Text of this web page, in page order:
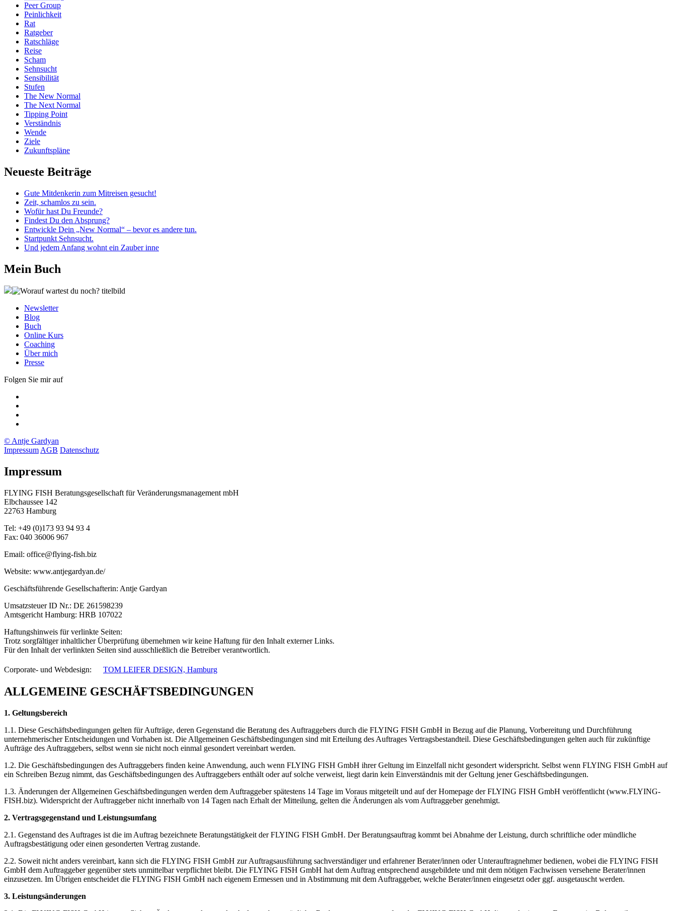
Peer Group
Peinlichkeit
Rat
Ratgeber
Ratschläge
Reise
Scham
Sehnsucht
Sensibilität
Stufen
The New Normal
The Next Normal
Tipping Point
Verständnis
Wende
Ziele
Zukunftspläne
Neueste Beiträge
Gute Mitdenkerin zum Mitreisen gesucht!
Zeit, schamlos zu sein.
Wofür hast Du Freunde?
Findest Du den Absprung?
Entwickle Dein „New Normal“ – bevor es andere tun.
Startpunkt Sehnsucht.
Und jedem Anfang wohnt ein Zauber inne
Mein Buch
Newsletter
Blog
Buch
Online Kurs
Coaching
Über mich
Presse
Folgen Sie mir auf
© Antje Gardyan
ImpressumAGB Datenschutz
Impressum
FLYING FISH Beratungsgesellschaft für Veränderungsmanagement mbH
Elbchaussee 142
22763 Hamburg
Tel: +49 (0)173 93 94 93 4
Fax: 040 36006 967
Email: office@flying-fish.biz
Website: www.antjegardyan.de/
Geschäftsführende Gesellschafterin: Antje Gardyan
Umsatzsteuer ID Nr.: DE 261598239
Amtsgericht Hamburg: HRB 107022
Haftungshinweis für verlinkte Seiten:
Trotz sorgfältiger inhaltlicher Überprüfung übernehmen wir keine Haftung für den Inhalt externer Links.
Für den Inhalt der verlinkten Seiten sind ausschließlich die Betreiber verantwortlich.
Corporate- und Webdesign: ﾠ TOM LEIFER DESIGN, Hamburg
ALLGEMEINE GESCHÄFTSBEDINGUNGEN
1. Geltungsbereich
1.1. Diese Geschäftsbedingungen gelten für Aufträge, deren Gegenstand die Beratung des Auftraggebers durch die FLYING FISH GmbH in Bezug auf die Planung, Vorbereitung und Durchführung
unternehmerischer Entscheidungen und Vorhaben ist. Die Allgemeinen Geschäftsbedingungen sind mit Erteilung des Auftrages Vertragsbestandteil. Diese Geschäftsbedingungen gelten auch für zukünftige
Aufträge des Auftraggebers, selbst wenn sie nicht noch einmal gesondert vereinbart werden.
1.2. Die Geschäftsbedingungen des Auftraggebers finden keine Anwendung, auch wenn FLYING FISH GmbH ihrer Geltung im Einzelfall nicht gesondert widerspricht. Selbst wenn FLYING FISH GmbH auf
ein Schreiben Bezug nimmt, das Geschäftsbedingungen des Auftraggebers enthält oder auf solche verweist, liegt darin kein Einverständnis mit der Geltung jener Geschäftsbedingungen.
1.3. Änderungen der Allgemeinen Geschäftsbedingungen werden dem Auftraggeber spätestens 14 Tage im Voraus mitgeteilt und auf der Homepage der FLYING FISH GmbH veröffentlicht (www.FLYING-
FISH.biz). Widerspricht der Auftraggeber nicht innerhalb von 14 Tagen nach Erhalt der Mitteilung, gelten die Änderungen als vom Auftraggeber genehmigt.
2. Vertragsgegenstand und Leistungsumfang
2.1. Gegenstand des Auftrages ist die im Auftrag bezeichnete Beratungstätigkeit der FLYING FISH GmbH. Der Beratungsauftrag kommt bei Abnahme der Leistung, durch schriftliche oder mündliche
Auftragsbestätigung oder einen gesonderten Vertrag zustande.
2.2. Soweit nicht anders vereinbart, kann sich die FLYING FISH GmbH zur Auftragsausführung sachverständiger und erfahrener Berater/innen oder Unterauftragnehmer bedienen, wobei die FLYING FISH
GmbH dem Auftraggeber gegenüber stets unmittelbar verpflichtet bleibt. Die FLYING FISH GmbH hat dem Auftrag entsprechend ausgebildete und mit dem nötigen Fachwissen versehene Berater/innen
einzusetzen. Im Übrigen entscheidet die FLYING FISH GmbH nach eigenem Ermessen und in Abstimmung mit dem Auftraggeber, welche Berater/innen eingesetzt oder ggf. ausgetauscht werden.
3. Leistungsänderungen